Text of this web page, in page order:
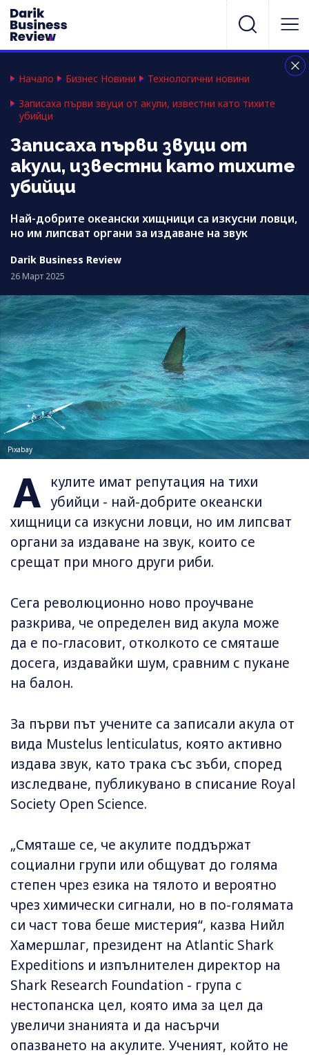
Начало Бизнес Новини
Технологични новини
Записаха първи звуци от акули, известни като тихите
убийци
Записаха първи звуци от
акули, известни като тихите
убийци
Най-добрите океански хищници са изкусни ловци,
но им липсват органи за издаване на звук
Darik Business Review
26 Март 2025
Pixabay
А
кулите имат репутация на тихи
убийци - най-добрите океански
хищници са изкусни ловци, но им липсват
органи за издаване на звук, които се
срещат при много други риби.
Сега революционно ново проучване
разкрива, че определен вид акула може
да е по-гласовит, отколкото се смяташе
досега, издавайки шум, сравним с пукане
на балон.
За първи път учените са записали акула от
вида Mustelus lenticulatus, която активно
издава звук, като трака със зъби, според
изследване, публикувано в списание Royal
Society Open Science.
„Смяташе се, че акулите поддържат
социални групи или общуват до голяма
степен чрез езика на тялото и вероятно
чрез химически сигнали, но в по-голямата
си част това беше мистерия“, казва Нийл
Хамершлаг, президент на Atlantic Shark
Expeditions и изпълнителен директор на
Shark Research Foundation - група с
нестопанска цел, която има за цел да
увеличи знанията и да насърчи
опазването на акулите. Ученият, който не